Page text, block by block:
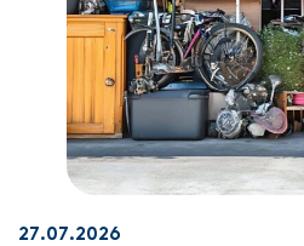
27.07.2026